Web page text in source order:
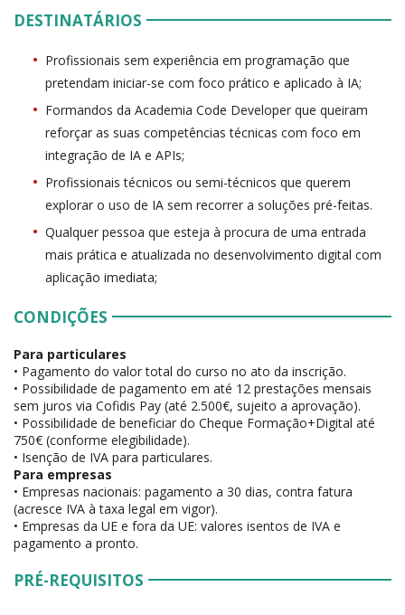
DESTINATÁRIOS
Profissionais sem experiência em programação que
pretendam iniciar-se com foco prático e aplicado à IA;
Formandos da Academia Code Developer que queiram
reforçar as suas competências técnicas com foco em
integração de IA e APIs;
Profissionais técnicos ou semi-técnicos que querem
explorar o uso de IA sem recorrer a soluções pré-feitas.
Qualquer pessoa que esteja à procura de uma entrada
mais prática e atualizada no desenvolvimento digital com
aplicação imediata;
CONDIÇÕES
Para particulares
• Pagamento do valor total do curso no ato da inscrição.
• Possibilidade de pagamento em até 12 prestações mensais
sem juros via Cofidis Pay (até 2.500€, sujeito a aprovação).
• Possibilidade de beneficiar do Cheque Formação+Digital até
750€ (conforme elegibilidade).
• Isenção de IVA para particulares.
Para empresas
• Empresas nacionais: pagamento a 30 dias, contra fatura
(acresce IVA à taxa legal em vigor).
• Empresas da UE e fora da UE: valores isentos de IVA e
pagamento a pronto.
PRÉ-REQUISITOS